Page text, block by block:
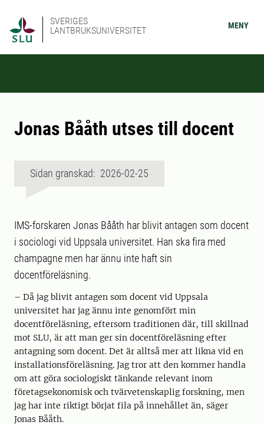
SVERIGES
LANTBRUKSUNIVERSITET
MENY
Jonas Bååth utses till docent
Sidan granskad: 2026-02-25
IMS-forskaren Jonas Bååth har blivit antagen som docent
i sociologi vid Uppsala universitet. Han ska fira med
champagne men har ännu inte haft sin
docentföreläsning.
– Då jag blivit antagen som docent vid Uppsala
universitet har jag ännu inte genomfört min
docentföreläsning, eftersom traditionen där, till skillnad
mot SLU, är att man ger sin docentföreläsning efter
antagning som docent. Det är alltså mer att likna vid en
installationsföreläsning. Jag tror att den kommer handla
om att göra sociologiskt tänkande relevant inom
företagsekonomisk och tvärvetenskaplig forskning, men
jag har inte riktigt börjat fila på innehållet än, säger
Jonas Bååth.